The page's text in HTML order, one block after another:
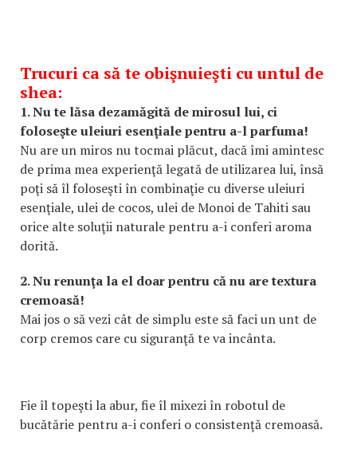
Trucuri ca să te obişnuieşti cu untul de
shea:
1. Nu te lăsa dezamăgită de mirosul lui, ci
foloseşte uleiuri esenţiale pentru a-l parfuma!
Nu are un miros nu tocmai plăcut, dacă îmi amintesc
de prima mea experienţă legată de utilizarea lui, însă
poţi să îl foloseşti în combinaţie cu diverse uleiuri
esenţiale, ulei de cocos, ulei de Monoi de Tahiti sau
orice alte soluţii naturale pentru a-i conferi aroma
dorită.
2. Nu renunţa la el doar pentru că nu are textura
cremoasă!
Mai jos o să vezi cât de simplu este să faci un unt de
corp cremos care cu siguranţă te va incânta.
Fie îl topeşti la abur, fie îl mixezi în robotul de
bucătărie pentru a-i conferi o consistenţă cremoasă.